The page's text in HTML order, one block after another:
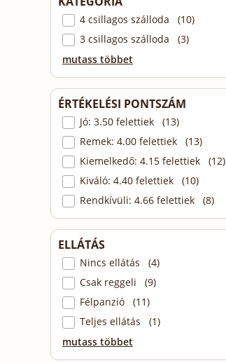
4 csillagos szálloda (10)
3 csillagos szálloda (3)
mutass többet
ÉRTÉKELÉSI PONTSZÁM
Jó: 3.50 felettiek (13)
Remek: 4.00 felettiek (13)
Kiemelkedő: 4.15 felettiek (12)
Kiváló: 4.40 felettiek (10)
Rendkívüli: 4.66 felettiek (8)
ELLÁTÁS
Nincs ellátás (4)
Csak reggeli (9)
Félpanzió (11)
Teljes ellátás (1)
mutass többet